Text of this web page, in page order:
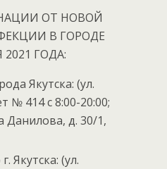
ОТ НОВОЙ
В ГОРОДЕ
ГОДА:
Якутска: (ул.
№ 414 с 8:00-20:00;
Данилова, д. 30/1,
Якутска: (ул.